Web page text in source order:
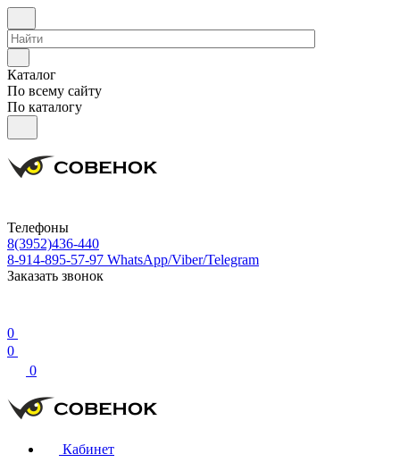
Каталог
По всему сайту
По каталогу
Телефоны
8(3952)436-440
8-914-895-57-97 WhatsApp/Viber/Telegram
Заказать звонок
0
0
0
Кабинет